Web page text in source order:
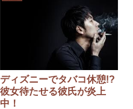
ディズニーでタバコ休憩!?
彼女待たせる彼氏が炎上
中！